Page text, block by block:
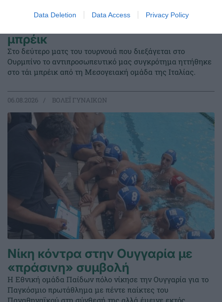
Data Deletion Data Access Privacy Policy
μπρέικ
Στο δεύτερο ματς του τουρνουά που διεξάγεται στο
Ουρμπίνο το αντιπροσωπευτικό μας συγκρότημα ηττήθηκε
στο τάι μπρέικ από τη Μεσογειακή ομάδα της Ιταλίας.
06.08.2026 ΒΟΛΕΪ ΓΥΝΑΙΚΩΝ
Νίκη κόντρα στην Ουγγαρία με
«πράσινη» συμβολή
Η Εθνική ομάδα Παίδων πόλο νίκησε την Ουγγαρία για το
Παγκόσμιο πρωτάθλημα με πέντε παίκτες του